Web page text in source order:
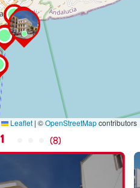
Leaflet | ©OpenStreetMapcontributors
1 (8)